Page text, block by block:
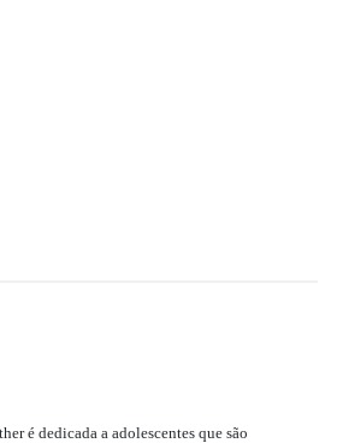
é dedicada a adolescentes que são